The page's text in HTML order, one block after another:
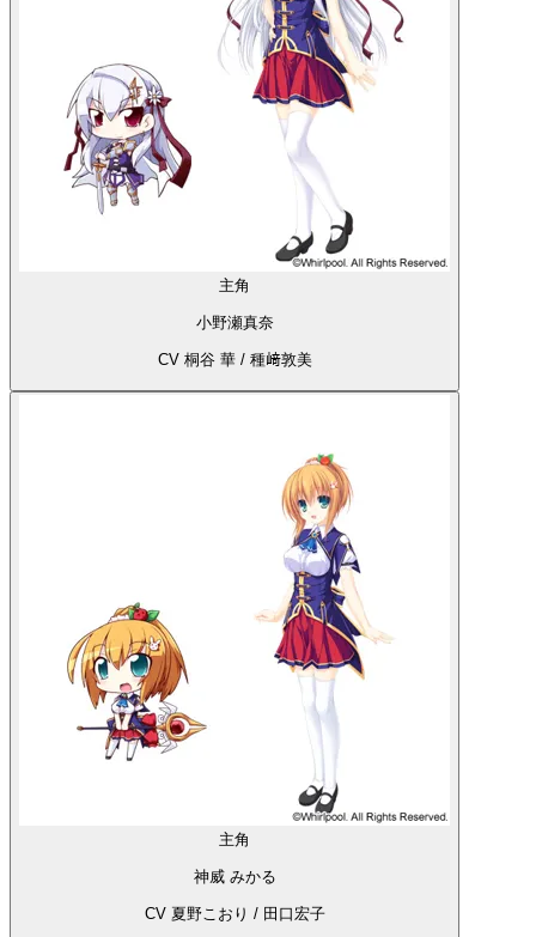
主角
小野瀬真奈
CV 桐谷 華 / 種﨑敦美
主角
神威 みかる
CV 夏野こおり / 田口宏子